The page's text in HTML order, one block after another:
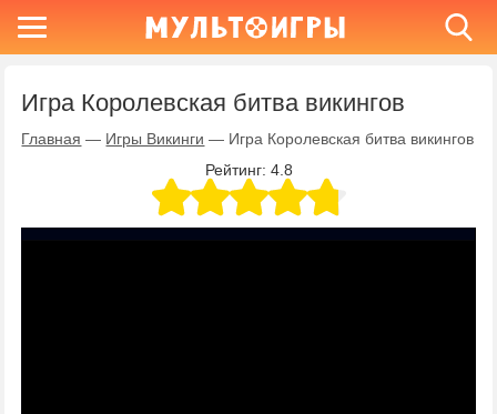
Игра Королевская битва викингов
Главная — Игры Викинги — Игра Королевская битва викингов
Рейтинг: 4.8